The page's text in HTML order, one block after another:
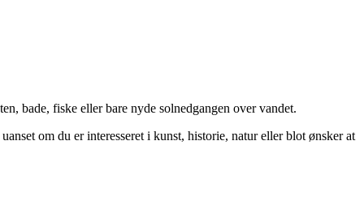
bade, fiske eller bare nyde solnedgangen over vandet.
om du er interesseret i kunst, historie, natur eller blot ønsker at